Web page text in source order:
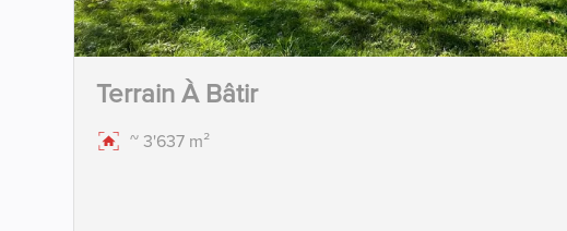
Terrain À Bâtir
~ 3'637 m²